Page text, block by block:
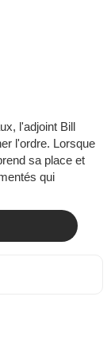
l'adjoint Bill
l'ordre. Lorsque
sa place et
qui